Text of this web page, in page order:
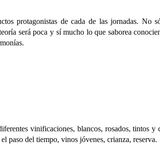
protagonistas de cada de las jornadas. No
será poca y sí mucho lo que saborea
vinificaciones, blancos, rosados​​, tintos y
paso del tiempo, vinos jóvenes, crianza, reserva.